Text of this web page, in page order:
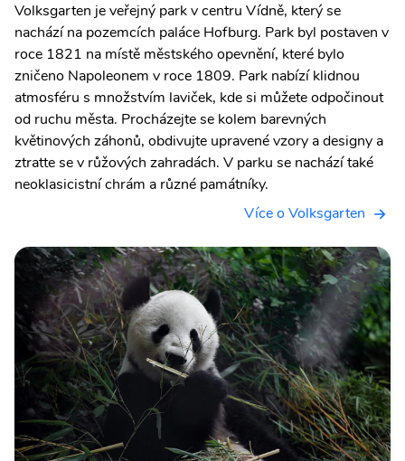
Volksgarten je veřejný park v centru Vídně, který se
nachází na pozemcích paláce Hofburg. Park byl postaven v
roce 1821 na místě městského opevnění, které bylo
zničeno Napoleonem v roce 1809. Park nabízí klidnou
atmosféru s množstvím laviček, kde si můžete odpočinout
od ruchu města. Procházejte se kolem barevných
květinových záhonů, obdivujte upravené vzory a designy a
ztratte se v růžových zahradách. V parku se nachází také
neoklasicistní chrám a různé památníky.
Více o Volksgarten